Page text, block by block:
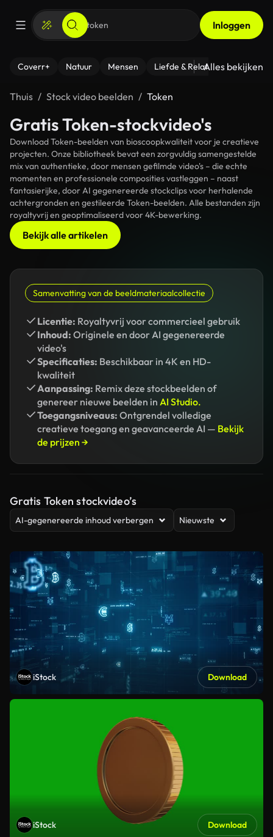
Inloggen
Coverr+ Natuur Mensen Liefde & Relaties - Fitness
Alles bekijken
Thuis Stock video beelden Token
Gratis Token-stockvideo's
Download Token-beelden van bioscoopkwaliteit voor je creatieve
projecten. Onze bibliotheek bevat een zorgvuldig samengestelde
mix van authentieke, door mensen gefilmde video's – die echte
momenten en professionele composities vastleggen – naast
fantasierijke, door AI gegenereerde stockclips voor herhalende
achtergronden en gestileerde Token-beelden. Alle bestanden zijn
royaltyvrij en geoptimaliseerd voor 4K-bewerking.
Bekijk alle artikelen
Samenvatting van de beeldmateriaalcollectie
Licentie: Royaltyvrij voor commercieel gebruik
Inhoud: Originele en door AI gegenereerde
video's
Specificaties: Beschikbaar in 4K en HD-
kwaliteit
Aanpassing: Remix deze stockbeelden of
genereer nieuwe beelden in AI Studio.
Toegangsniveaus: Ontgrendel volledige
creatieve toegang en geavanceerde AI — Bekijk
de prijzen →
Gratis Token stockvideo’s
AI-gegenereerde inhoud verbergen Nieuwste
iStock Download
iStock Download